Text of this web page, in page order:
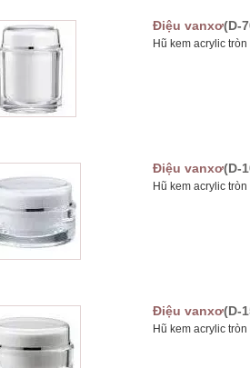
Điệu vanxơ(D-
Hũ kem acrylic
Điệu vanxơ(D-
Hũ kem acrylic
Điệu vanxơ(D-
Hũ kem acrylic